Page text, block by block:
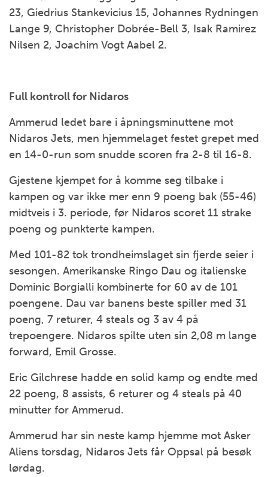
23, Giedrius Stankevicius 15, Johannes Rydningen
Lange 9, Christopher Dobrée-Bell 3, Isak Ramirez
Nilsen 2, Joachim Vogt Aabel 2.
Full kontroll for Nidaros
Ammerud ledet bare i åpningsminuttene mot
Nidaros Jets, men hjemmelaget festet grepet med
en 14-0-run som snudde scoren fra 2-8 til 16-8.
Gjestene kjempet for å komme seg tilbake i
kampen og var ikke mer enn 9 poeng bak (55-46)
midtveis i 3. periode, før Nidaros scoret 11 strake
poeng og punkterte kampen.
Med 101-82 tok trondheimslaget sin fjerde seier i
sesongen. Amerikanske Ringo Dau og italienske
Dominic Borgialli kombinerte for 60 av de 101
poengene. Dau var banens beste spiller med 31
poeng, 7 returer, 4 steals og 3 av 4 på
trepoengere. Nidaros spilte uten sin 2,08 m lange
forward, Emil Grosse.
Eric Gilchrese hadde en solid kamp og endte med
22 poeng, 8 assists, 6 returer og 4 steals på 40
minutter for Ammerud.
Ammerud har sin neste kamp hjemme mot Asker
Aliens torsdag, Nidaros Jets får Oppsal på besøk
lørdag.